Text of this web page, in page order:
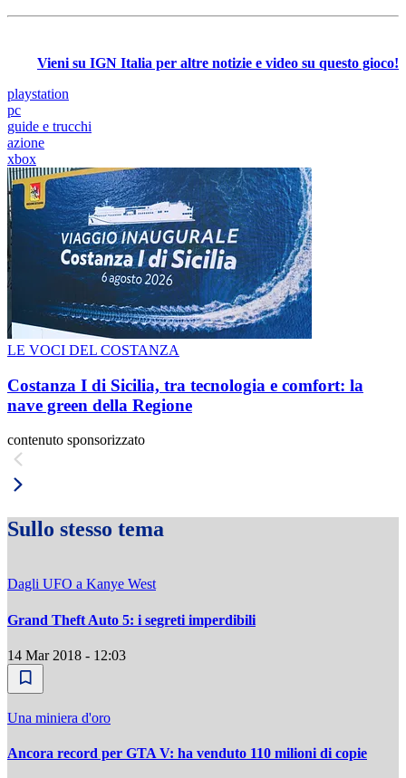
Vieni su IGN Italia per altre notizie e video su questo gioco!
playstation
pc
guide e trucchi
azione
xbox
LE VOCI DEL COSTANZA
Costanza I di Sicilia, tra tecnologia e comfort: la
nave green della Regione
contenuto sponsorizzato
Sullo stesso tema
Dagli UFO a Kanye West
Grand Theft Auto 5: i segreti imperdibili
14 Mar 2018 - 12:03
Una miniera d'oro
Ancora record per GTA V: ha venduto 110 milioni di copie